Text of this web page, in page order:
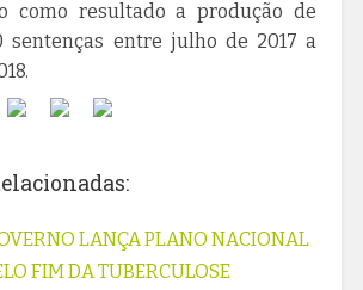
como resultado a produção de
sentenças entre julho de 2017 a
LANÇA PLANO NACIONAL
FIM DA TUBERCULOSE